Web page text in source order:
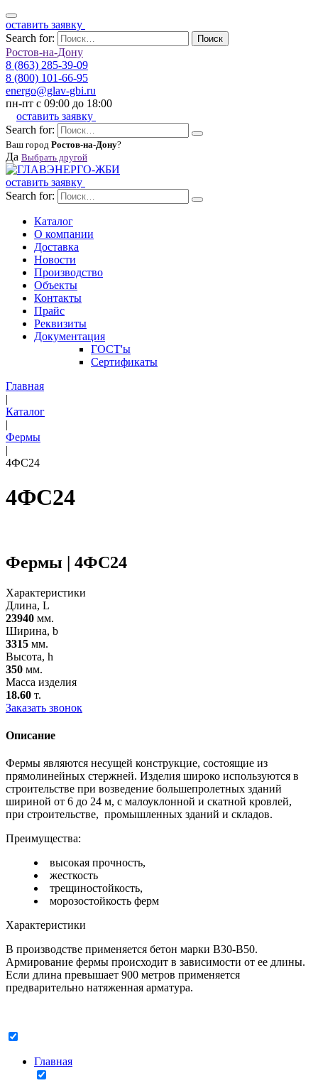
оставить заявку
Search for:
Поиск
Ростов-на-Дону
8 (863) 285-39-09
8 (800) 101-66-95
energo@glav-gbi.ru
пн-пт с 09:00 до 18:00
оставить заявку
Search for:
Ваш город Ростов-на-Дону?
Да Выбрать другой
оставить заявку
Search for:
Каталог
О компании
Доставка
Новости
Производство
Объекты
Контакты
Прайс
Реквизиты
Документация
ГОСТ'ы
Сертификаты
Главная
|
Каталог
|
Фермы
|
4ФС24
4ФС24
Фермы | 4ФС24
Характеристики
Длина, L
23940 мм.
Ширина, b
3315 мм.
Высота, h
350 мм.
Масса изделия
18.60 т.
Заказать звонок
Описание
Фермы являются несущей конструкцие, состоящие из
прямолинейных стержней. Изделия широко используются в
строительстве при возведение большепролетных зданий
шириной от 6 до 24 м, с малоуклонной и скатной кровлей,
при строительстве, промышленных зданий и складов.
Преимущества:
высокая прочность,
жесткость
трещиностойкость,
морозостойкость ферм
Характеристики
В производстве применяется бетон марки В30-В50.
Армирование фермы происходит в зависимости от ее длины.
Если длина превышает 900 метров применяется
предварительно натяженная арматура.
Главная